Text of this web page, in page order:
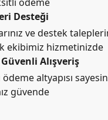
Desteği
ve destek
ekibimiz hizmetinizde
Güvenli Alışveriş
ödeme altyapısı
güvende